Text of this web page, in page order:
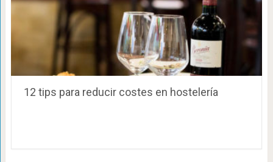
12 tips para reducir costes en hostelería